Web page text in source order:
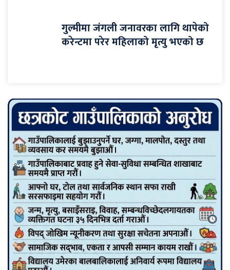
गुल्मीमा जंगली जनावरका लागि थापेको
करेन्टमा परेर महिलाको मृत्यु भएको छ